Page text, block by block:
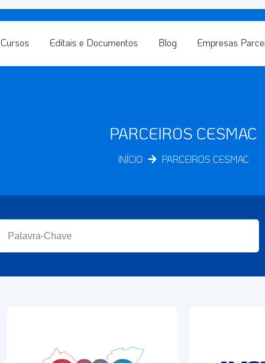
Cursos Editais e Documentos Blog Empresas
PARCEIROS CESMAC
INÍCIO PARCEIROS CESMAC